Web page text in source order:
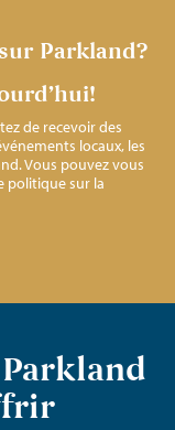
Parkland?
de recevoir des
locaux, les
Vous pouvez vous
politique sur la